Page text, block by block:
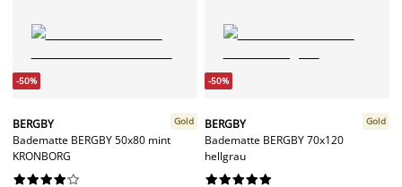
-50%
BERGBY
Badematte BERGBY 50x80 mint
KRONBORG
Gold






-50%
BERGBY
Badematte BERGBY 70x120
hellgrau
Gold





